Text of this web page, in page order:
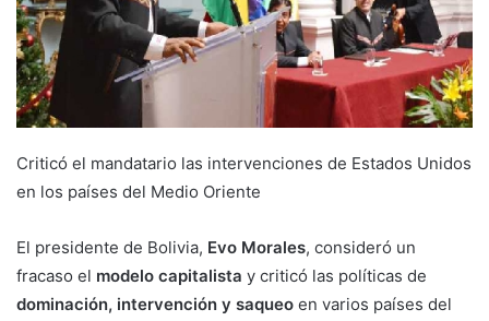
Criticó el mandatario las intervenciones de Estados Unidos
en los países del Medio Oriente
El presidente de Bolivia, Evo Morales, consideró un
fracaso el modelo capitalista y criticó las políticas de
dominación, intervención y saqueo en varios países del